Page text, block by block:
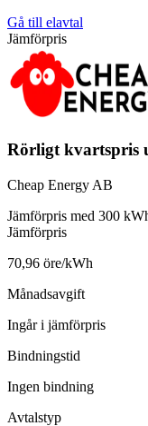
Gå till elavtal
Jämförpris
Rörligt kvartspris
Cheap Energy AB
Jämförpris med 300
Jämförpris
70,96 öre/kWh
Månadsavgift
Ingår i jämförpris
Bindningstid
Ingen bindning
Avtalstyp